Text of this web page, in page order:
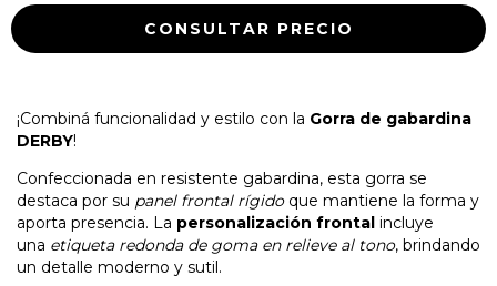
¡Combiná funcionalidad y estilo con la Gorra de gabardina
DERBY!
Confeccionada en resistente gabardina, esta gorra se
destaca por su panel frontal rígidoque mantiene la forma y
aporta presencia. La personalización frontal incluye
una etiqueta redonda de goma en relieve al tono, brindando
un detalle moderno y sutil.